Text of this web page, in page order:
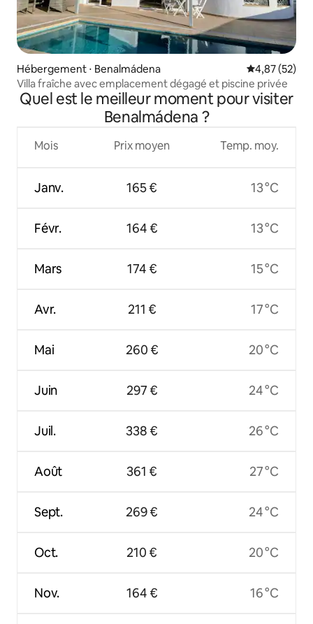
Hébergement ⋅ Benalmádena Évaluation
4,87 (52)
Villa fraîche avec emplacement dégagé et piscine privée
Quel est le meilleur moment pour visiter
Benalmádena ?
Mois
Janv.
Févr.
Mars
Avr.
Mai
Juin
Juil.
Août
Sept.
Oct.
Nov.
Prix moyen
165 €
164 €
174 €
211 €
260 €
297 €
338 €
361 €
269 €
210 €
164 €
Temp. moy.
13 °C
13 °C
15 °C
17 °C
20 °C
24 °C
26 °C
27 °C
24 °C
20 °C
16 °C